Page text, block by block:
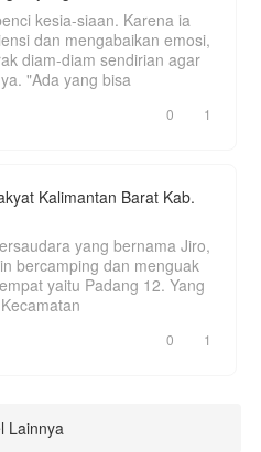
kesia-siaan. Karena ia
dan mengabaikan emosi,
diam-diam sendirian agar
tidak memancing amarahnya. "Ada yang bisa
0 1
Kalimantan Barat Kab.
yang bernama Jiro,
bercamping dan menguak
yaitu Padang 12. Yang
0 1
Lainnya